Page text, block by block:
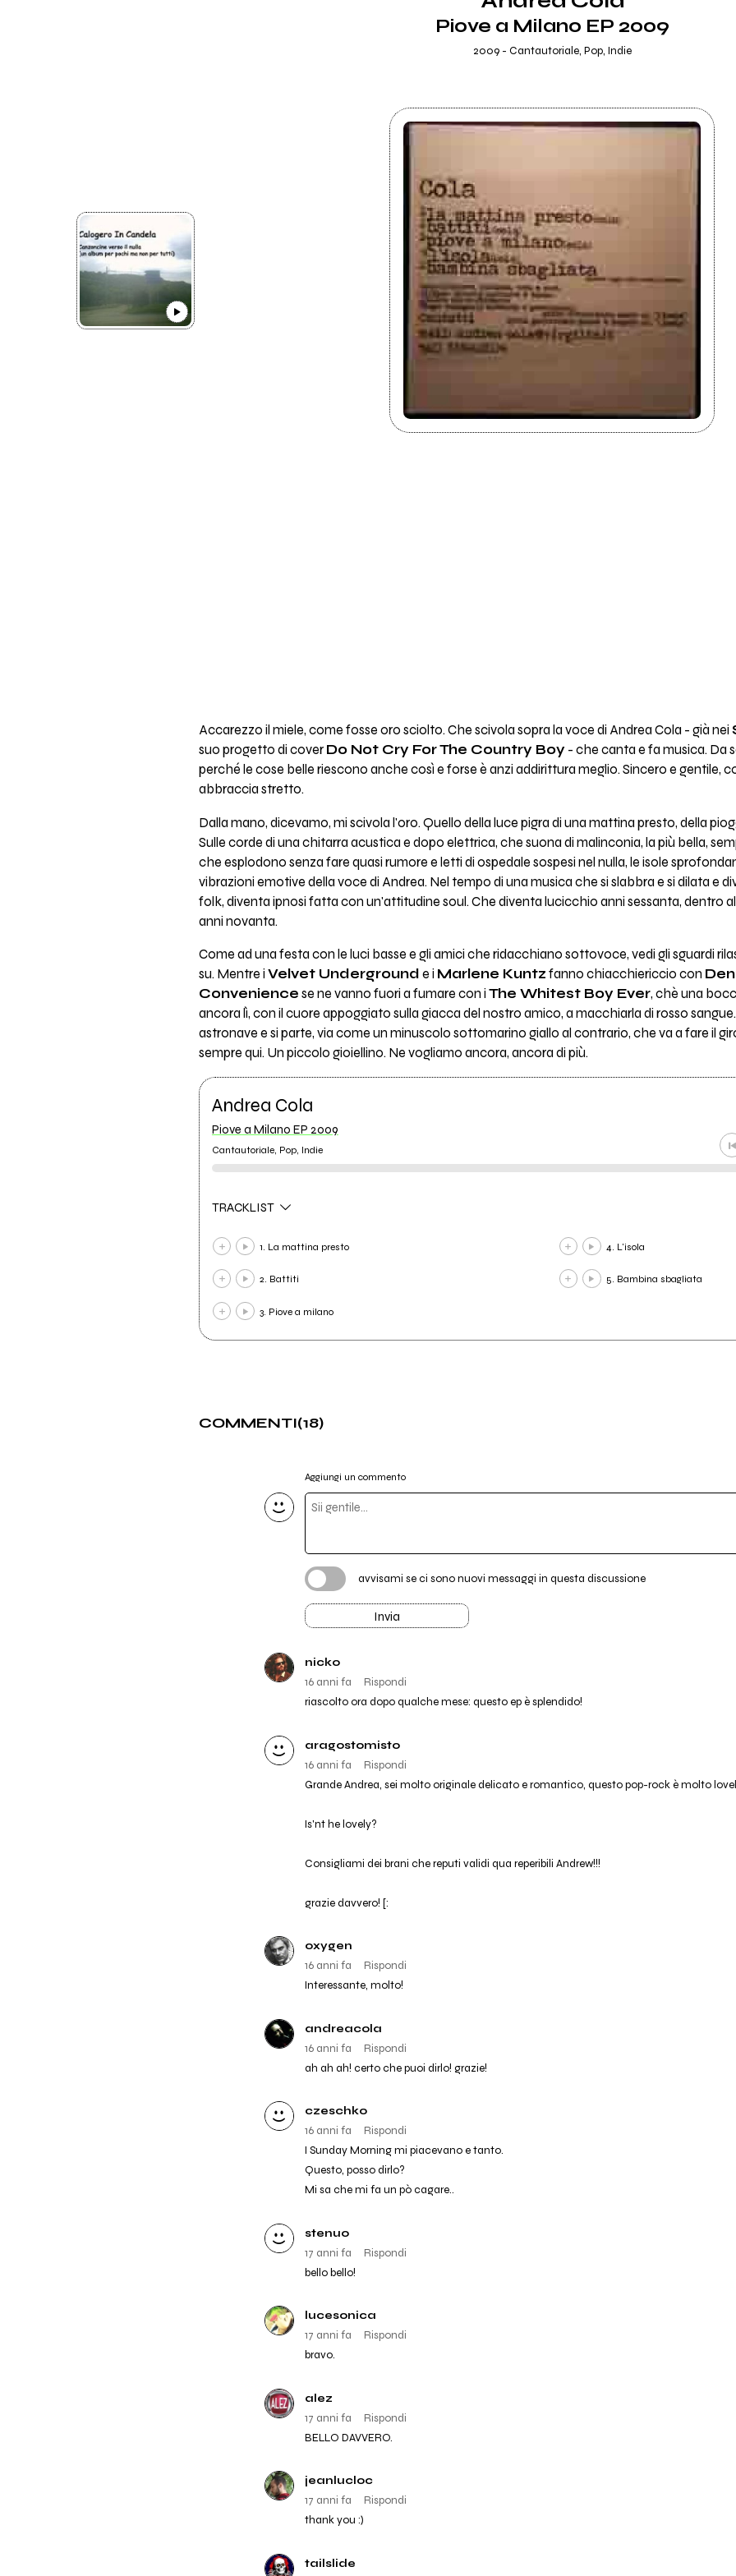
Piove a Milano EP 2009
2009 - Cantautoriale, Pop, Indie
Accarezzo il miele, come fosse oro sciolto. Che scivola sopra la voce di Andrea Cola - già nei
suo progetto di cover Do Not Cry For The Country Boy - che canta e fa musica. Da
perché le cose belle riescono anche così e forse è anzi addirittura meglio. Sincero e gentile,
abbraccia stretto.
Dalla mano, dicevamo, mi scivola l'oro. Quello della luce pigra di una mattina presto, della
Sulle corde di una chitarra acustica e dopo elettrica, che suona di malinconia, la più bella,
che esplodono senza fare quasi rumore e letti di ospedale sospesi nel nulla, le isole
vibrazioni emotive della voce di Andrea. Nel tempo di una musica che si slabbra e si dilata e
folk, diventa ipnosi fatta con un'attitudine soul. Che diventa lucicchio anni sessanta, dentro
anni novanta.
Come ad una festa con le luci basse e gli amici che ridacchiano sottovoce, vedi gli sguardi
su. Mentre i Velvet Underground e i Marlene Kuntz fanno chiacchiericcio con
Convenience se ne vanno fuori a fumare con i The Whitest Boy Ever, chè una
ancora lì, con il cuore appoggiato sulla giacca del nostro amico, a macchiarla di rosso
astronave e si parte, via come un minuscolo sottomarino giallo al contrario, che va a fare il
sempre qui. Un piccolo gioiellino. Ne vogliamo ancora, ancora di più.
Andrea Cola
Piove a Milano EP 2009
Cantautoriale, Pop, Indie
TRACKLIST
1. La mattina presto
2. Battiti
3. Piove a milano
4. L'isola
5. Bambina sbagliata
COMMENTI(18)
Aggiungi un commento
avvisami se ci sono nuovi messaggi in questa discussione
Invia
nicko
16 anni fa
Rispondi
riascolto ora dopo qualche mese: questo ep è splendido!
aragostomisto
16 anni fa
Rispondi
Grande Andrea, sei molto originale delicato e romantico, questo pop-rock è molto
Is'nt he lovely?
Consigliami dei brani che reputi validi qua reperibili Andrew!!!
grazie davvero! [:
oxygen
16 anni fa
Rispondi
Interessante, molto!
andreacola
16 anni fa
Rispondi
ah ah ah! certo che puoi dirlo! grazie!
czeschko
16 anni fa
Rispondi
I Sunday Morning mi piacevano e tanto.
Questo, posso dirlo?
Mi sa che mi fa un pò cagare..
stenuo
17 anni fa
Rispondi
bello bello!
lucesonica
17 anni fa
Rispondi
bravo.
alez
17 anni fa
Rispondi
BELLO DAVVERO.
jeanlucloc
17 anni fa
Rispondi
thank you :)
tailslide